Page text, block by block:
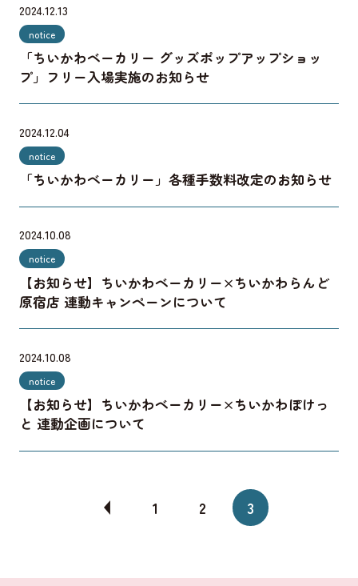
2024.12.13
notice
「ちいかわベーカリー グッズポップアップショッ
プ」フリー入場実施のお知らせ
2024.12.04
notice
「ちいかわベーカリー」各種手数料改定のお知らせ
2024.10.08
notice
【お知らせ】ちいかわベーカリー×ちいかわらんど
原宿店 連動キャンペーンについて
2024.10.08
notice
【お知らせ】ちいかわベーカリー×ちいかわぽけっ
と 連動企画について
1 2 3